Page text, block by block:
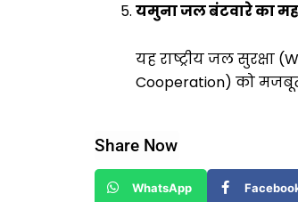
यमुना जल बंटवारे का
यह राष्ट्रीय जल
Cooperation) को
Share Now
WhatsApp